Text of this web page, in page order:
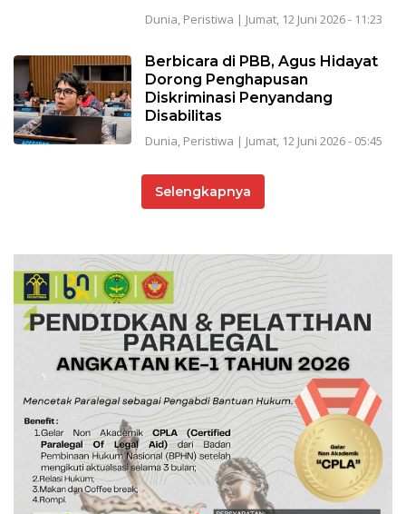
Dunia, Peristiwa | Jumat, 12 Juni 2026 - 11:23
Berbicara di PBB, Agus Hidayat
Dorong Penghapusan
Diskriminasi Penyandang
Disabilitas
Dunia, Peristiwa | Jumat, 12 Juni 2026 - 05:45
Selengkapnya